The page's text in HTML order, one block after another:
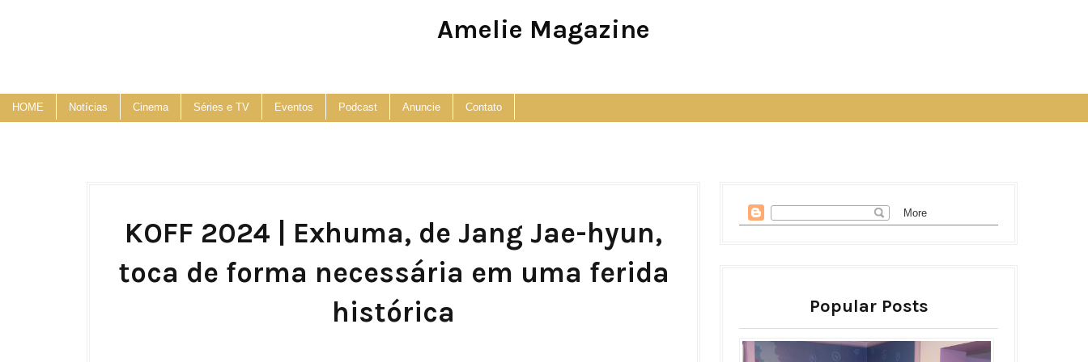
Amelie Magazine
HOME Notícias Cinema Séries e TV Eventos Podcast Anuncie Contato
KOFF 2024 | Exhuma, de Jang Jae-hyun,
toca de forma necessária em uma ferida
histórica
Popular Posts